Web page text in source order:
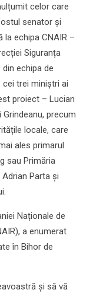
celor care
senator și
la echipa CNAIR –
Siguranța
echipa de
cei trei miniștri ai
proiect – Lucian
Grindeanu, precum
locale, care
ales primarul
sau Primăria
Parta și
Naționale de
a enumerat
în Bihor de
și să vă